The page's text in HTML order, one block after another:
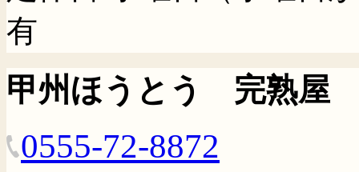
有
甲州ほうとう 完熟屋
0555-72-8872